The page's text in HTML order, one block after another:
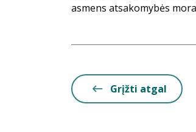
asmens atsakomybės
Grįžti atgal